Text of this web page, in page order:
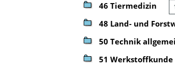
46 Tiermedizin
48 Land- und
50 Technik
51 Werkstoffkunde